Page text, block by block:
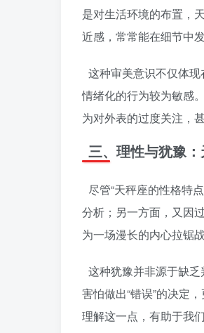
是对生活环境的布置，
近感，常常能在细节中
这种审美意识不仅体
情绪化的行为较为敏感
为对外表的过度关注，
三、理性与犹豫
尽管“天秤座的性格特
分析；另一方面，又因
为一场漫长的内心拉锯战
这种犹豫并非源于缺
害怕做出“错误”的决定
理解这一点，有助于我